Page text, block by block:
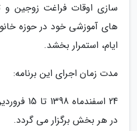
سازی اوقات فراغت زوجین و
های آموزشی خود در حوزه
ایام، استمرار بخشد.
مدت زمان اجرای این برنامه:
در هر بخش برگزار می گردد.